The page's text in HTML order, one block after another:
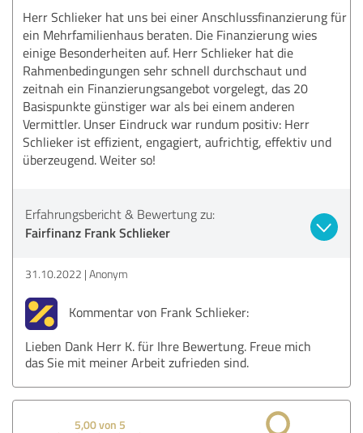
Herr Schlieker hat uns bei einer Anschlussfinanzierung für
ein Mehrfamilienhaus beraten. Die Finanzierung wies
einige Besonderheiten auf. Herr Schlieker hat die
Rahmenbedingungen sehr schnell durchschaut und
zeitnah ein Finanzierungsangebot vorgelegt, das 20
Basispunkte günstiger war als bei einem anderen
Vermittler. Unser Eindruck war rundum positiv: Herr
Schlieker ist effizient, engagiert, aufrichtig, effektiv und
überzeugend. Weiter so!
Erfahrungsbericht & Bewertung zu:
Fairfinanz Frank Schlieker
31.10.2022 Anonym
Kommentar von Frank Schlieker:
Lieben Dank Herr K. für Ihre Bewertung. Freue mich
das Sie mit meiner Arbeit zufrieden sind.
5,00 von 5